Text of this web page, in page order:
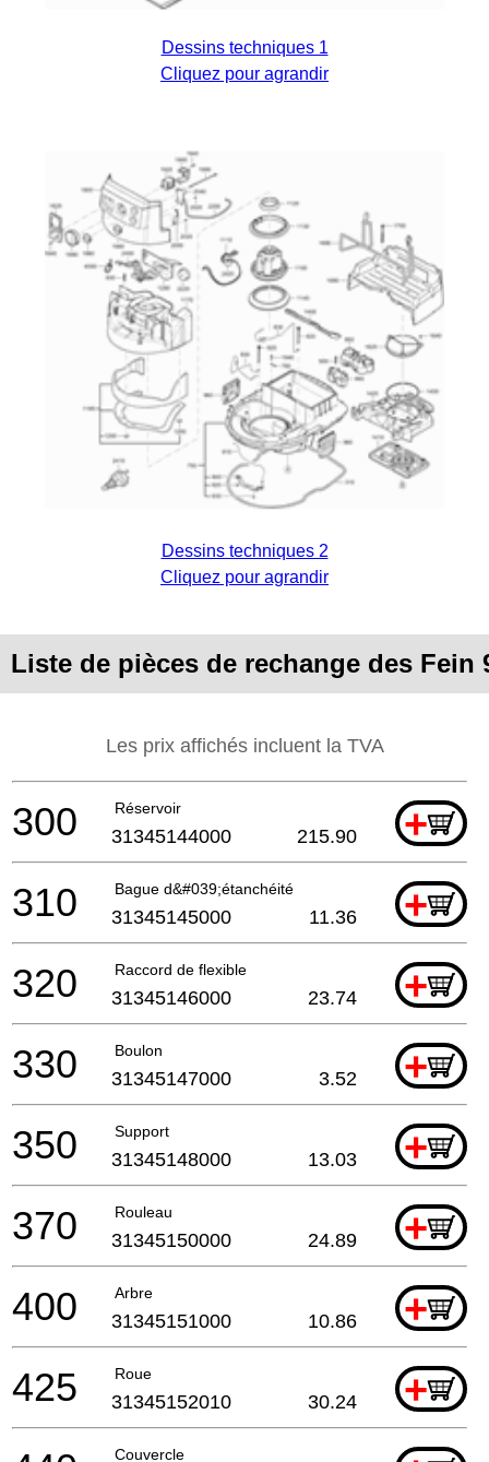
Dessins techniques 1
Cliquez pour agrandir
Dessins techniques 2
Cliquez pour agrandir
Liste de pièces de rechange des Fein
Les prix affichés incluent la TVA
Réservoir +
300 31345144000 215.90
Bague d&#039;étanchéité +
310 31345145000 11.36
Raccord de flexible +
320 31345146000 23.74
Boulon +
330 31345147000 3.52
Support +
350 31345148000 13.03
Rouleau +
370 31345150000 24.89
Arbre +
400 31345151000 10.86
Roue +
425 31345152010 30.24
Couvercle